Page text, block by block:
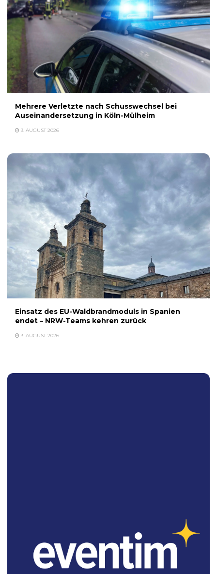
Mehrere Verletzte nach Schusswechsel bei
Auseinandersetzung in Köln-Mülheim
3. AUGUST 2026
Einsatz des EU-Waldbrandmoduls in Spanien
endet – NRW-Teams kehren zurück
3. AUGUST 2026